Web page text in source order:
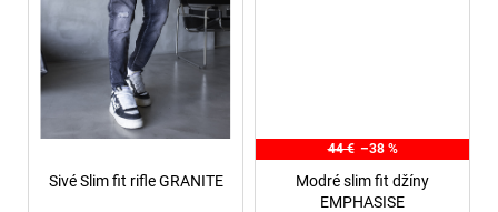
Sivé Slim fit rifle GRANITE
44 € –38 %
Modré slim fit džíny
EMPHASISE